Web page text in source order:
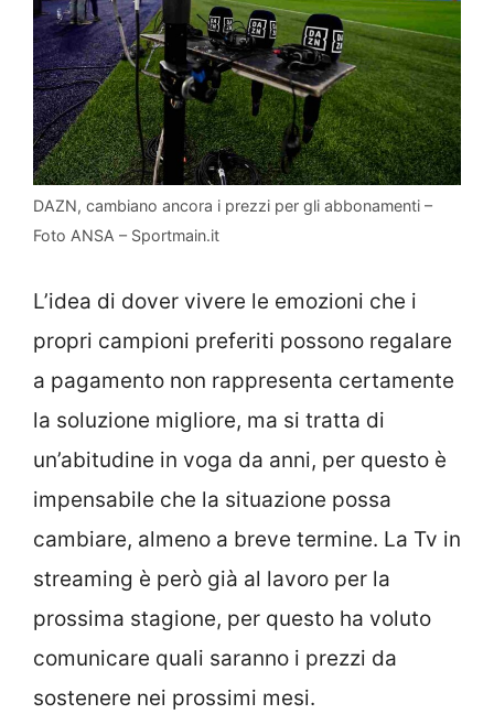
DAZN, cambiano ancora i prezzi per gli abbonamenti –
Foto ANSA – Sportmain.it
L’idea di dover vivere le emozioni che i
propri campioni preferiti possono regalare
a pagamento non rappresenta certamente
la soluzione migliore, ma si tratta di
un’abitudine in voga da anni, per questo è
impensabile che la situazione possa
cambiare, almeno a breve termine. La Tv in
streaming è però già al lavoro per la
prossima stagione, per questo ha voluto
comunicare quali saranno i prezzi da
sostenere nei prossimi mesi.